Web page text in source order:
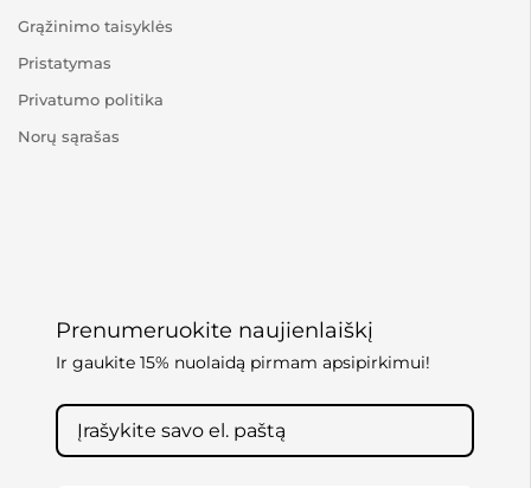
Grąžinimo taisyklės
Pristatymas
Privatumo politika
Norų sąrašas
Prenumeruokite naujienlaiškį
Ir gaukite 15% nuolaidą pirmam apsipirkimui!